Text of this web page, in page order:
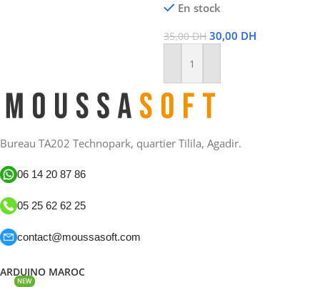
En stock
35,00DH 30,00 DH
Ajouter Au Panier
Bureau TA202 Technopark, quartier Tilila, Agadir.
06 14 20 87 86
05 25 62 62 25
contact@moussasoft.com
ARDUINO MAROC
NEW